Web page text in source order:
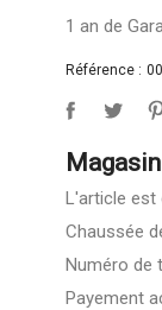
1 an de
Référence :
Magasin
L'article est
Chaussée
Numéro de
Payement